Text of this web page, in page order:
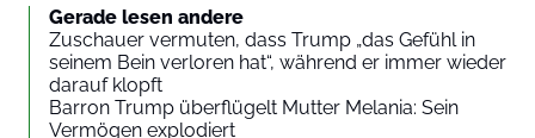
Gerade lesen andere
Zuschauer vermuten, dass Trump „das Gefühl in
seinem Bein verloren hat“, während er immer wieder
darauf klopft
Barron Trump überflügelt Mutter Melania: Sein
Vermögen explodiert